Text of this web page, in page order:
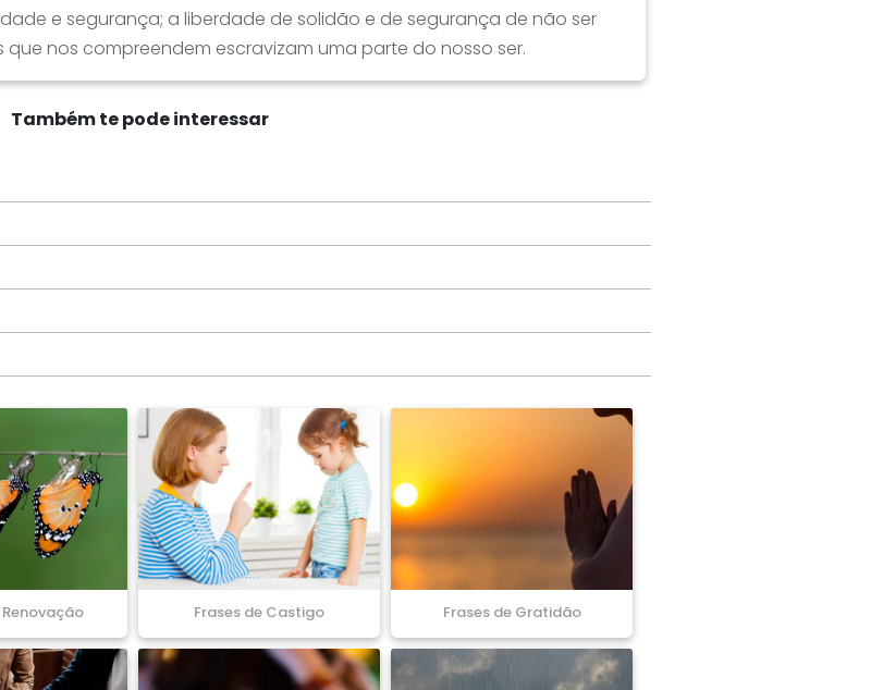
e segurança; a liberdade de solidão e de segurança de não ser
nos compreendem escravizam uma parte do nosso ser.
Também te pode interessar
Frases de Castigo Frases de Gratidão